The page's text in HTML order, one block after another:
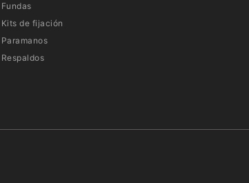
Fundas
Kits de fijación
Paramanos
Respaldos